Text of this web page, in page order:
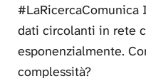
dati circolanti in rete
esponenzialmente.
complessità?